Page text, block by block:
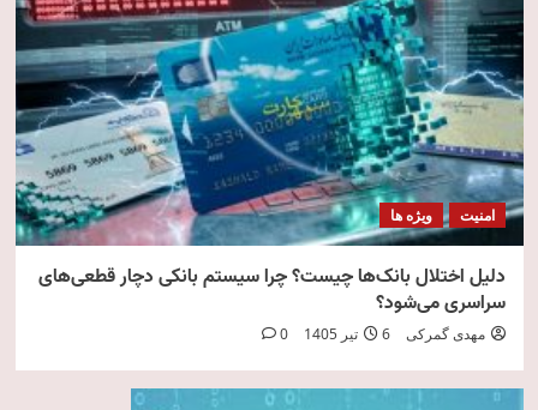
امنیت ویژه ها
دلیل اختلال بانک‌ها چیست؟ چرا سیستم بانکی دچار قطعی‌های
سراسری می‌شود؟
مهدی گمرکی 6 تیر 1405 0